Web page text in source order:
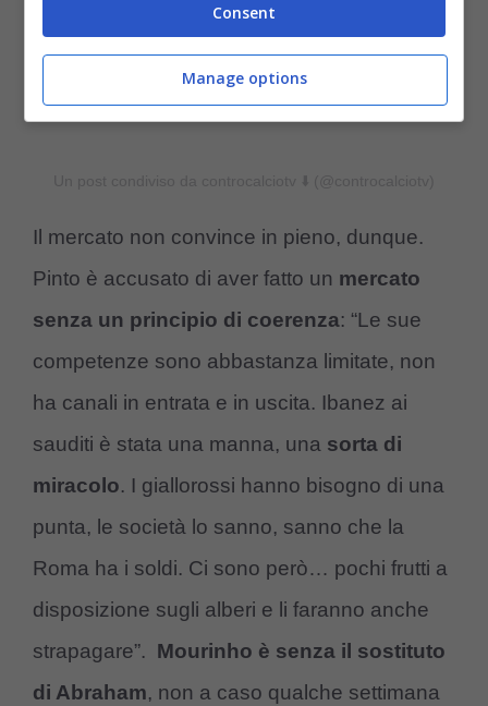
Il mercato non convince in pieno, dunque.
Pinto è accusato di aver fatto un mercato
senza un principio di coerenza: “Le sue
competenze sono abbastanza limitate, non
ha canali in entrata e in uscita. Ibanez ai
sauditi è stata una manna, una sorta di
miracolo. I giallorossi hanno bisogno di una
punta, le società lo sanno, sanno che la
Roma ha i soldi. Ci sono però… pochi frutti a
disposizione sugli alberi e li faranno anche
strapagare”. Mourinho è senza il sostituto
di Abraham, non a caso qualche settimana
Consent
Manage options